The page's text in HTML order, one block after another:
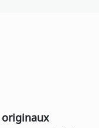
originaux